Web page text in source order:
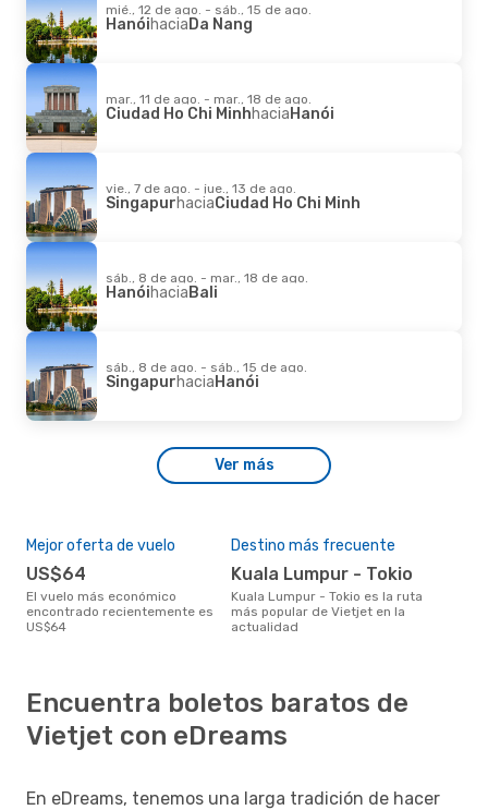
mié., 12 de ago. - sáb., 15 de ago.
HanóihaciaDa Nang
mar., 11 de ago. - mar., 18 de ago.
Ciudad Ho Chi MinhhaciaHanói
vie., 7 de ago. - jue., 13 de ago.
SingapurhaciaCiudad Ho Chi Minh
sáb., 8 de ago. - mar., 18 de ago.
HanóihaciaBali
sáb., 8 de ago. - sáb., 15 de ago.
SingapurhaciaHanói
Ver más
Mejor oferta de vuelo
US$64
El vuelo más económico
encontrado recientemente es
US$64
Destino más frecuente
Kuala Lumpur - Tokio
Kuala Lumpur - Tokio es la ruta
más popular de Vietjet en la
actualidad
Encuentra boletos baratos de
Vietjet con eDreams
En eDreams, tenemos una larga tradición de hacer